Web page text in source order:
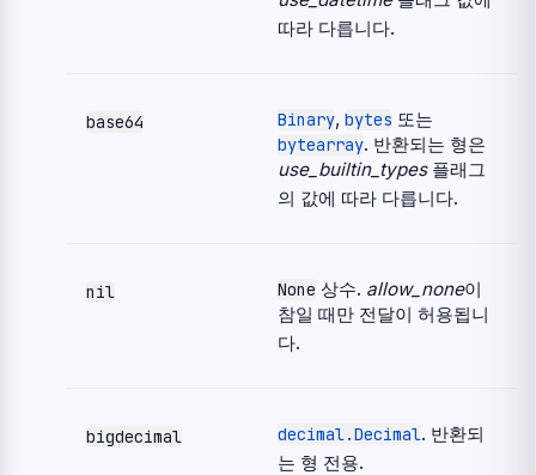
따라 다릅니다.
base64 Binary, bytes 또는
bytearray. 반환되는 형은
use_builtin_types플래그
의 값에 따라 다릅니다.
nil None 상수. allow_none이
참일 때만 전달이 허용됩니
다.
bigdecimal decimal.Decimal. 반환되
는 형 전용.